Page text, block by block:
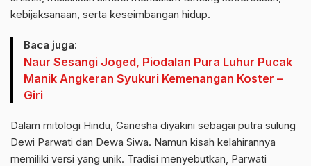
kebijaksanaan, serta keseimbangan hidup.
Baca juga:
Naur Sesangi Joged, Piodalan Pura Luhur Pucak
Manik Angkeran Syukuri Kemenangan Koster –
Giri
Dalam mitologi Hindu, Ganesha diyakini sebagai putra sulung
Dewi Parwati dan Dewa Siwa. Namun kisah kelahirannya
memiliki versi yang unik. Tradisi menyebutkan, Parwati